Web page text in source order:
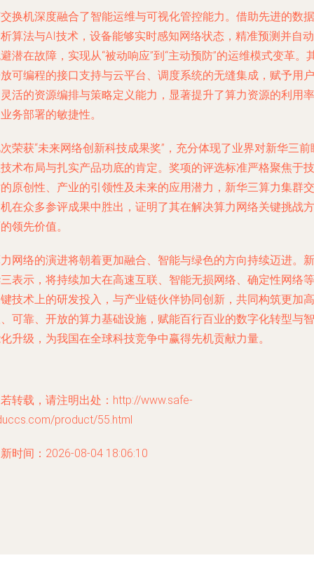
换机深度融合了智能运维与可视化管控能力。借助先进的数据
算法与AI技术，设备能够实时感知网络状态，精准预测并自动
潜在故障，实现从“被动响应”到“主动预防”的运维模式变革。
可编程的接口支持与云平台、调度系统的无缝集成，赋予用户
活的资源编排与策略定义能力，显著提升了算力资源的利用率
务部署的敏捷性。
荣获“未来网络创新科技成果奖”，充分体现了业界对新华三前
术布局与扎实产品功底的肯定。奖项的评选标准严格聚焦于技
原创性、产业的引领性及未来的应用潜力，新华三算力集群交
在众多参评成果中胜出，证明了其在解决算力网络关键挑战方
领先价值。
网络的演进将朝着更加融合、智能与绿色的方向持续迈进。新
表示，将持续加大在高速互联、智能无损网络、确定性网络等
技术上的研发投入，与产业链伙伴协同创新，共同构筑更加高
可靠、开放的算力基础设施，赋能百行百业的数字化转型与智
升级，为我国在全球科技竞争中赢得先机贡献力量。
转载，请注明出处：http://www.safe-
product/55.html
时间：2026-08-04 18:06:10